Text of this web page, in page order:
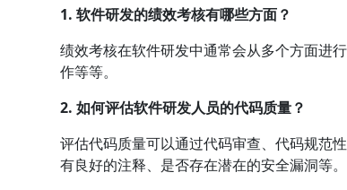
1. 软件研发的绩效考核有哪些方面？
绩效考核在软件研发中通常会从多个方面进
作等等。
2. 如何评估软件研发人员的代码质量？
评估代码质量可以通过代码审查、代码规范
有良好的注释、是否存在潜在的安全漏洞等。